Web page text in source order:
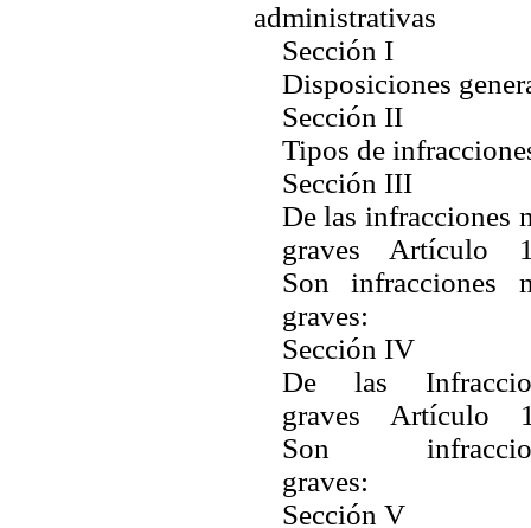
administrativas
Sección I
Disposiciones
Sección II
Tipos de
Sección III
De las infracciones
graves Artículo
Son infracciones
graves:
Sección IV
De las
graves Artículo
Son
graves:
Sección V